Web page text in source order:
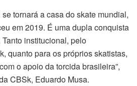
tornará a casa do skate mundial,
em 2019. É uma dupla conquista
institucional, pelo
quanto para os próprios skatistas,
o apoio da torcida brasileira”,
CBSk, Eduardo Musa.